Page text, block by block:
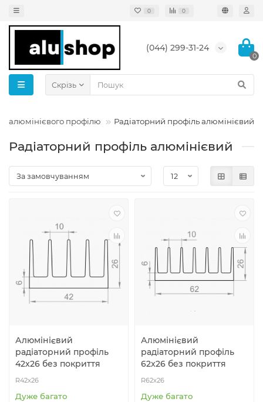
0 0
(044) 299-31-24
0
Скрізь
алюмінієвого профілю Радіаторний профіль алюмінієвий
Радіаторний профіль алюмінієвий
Алюмінієвий
радіаторний профіль
42x26 без покриття
R42x26
Дуже багато
Алюмінієвий
радіаторний профіль
62x26 без покриття
R62x26
Дуже багато